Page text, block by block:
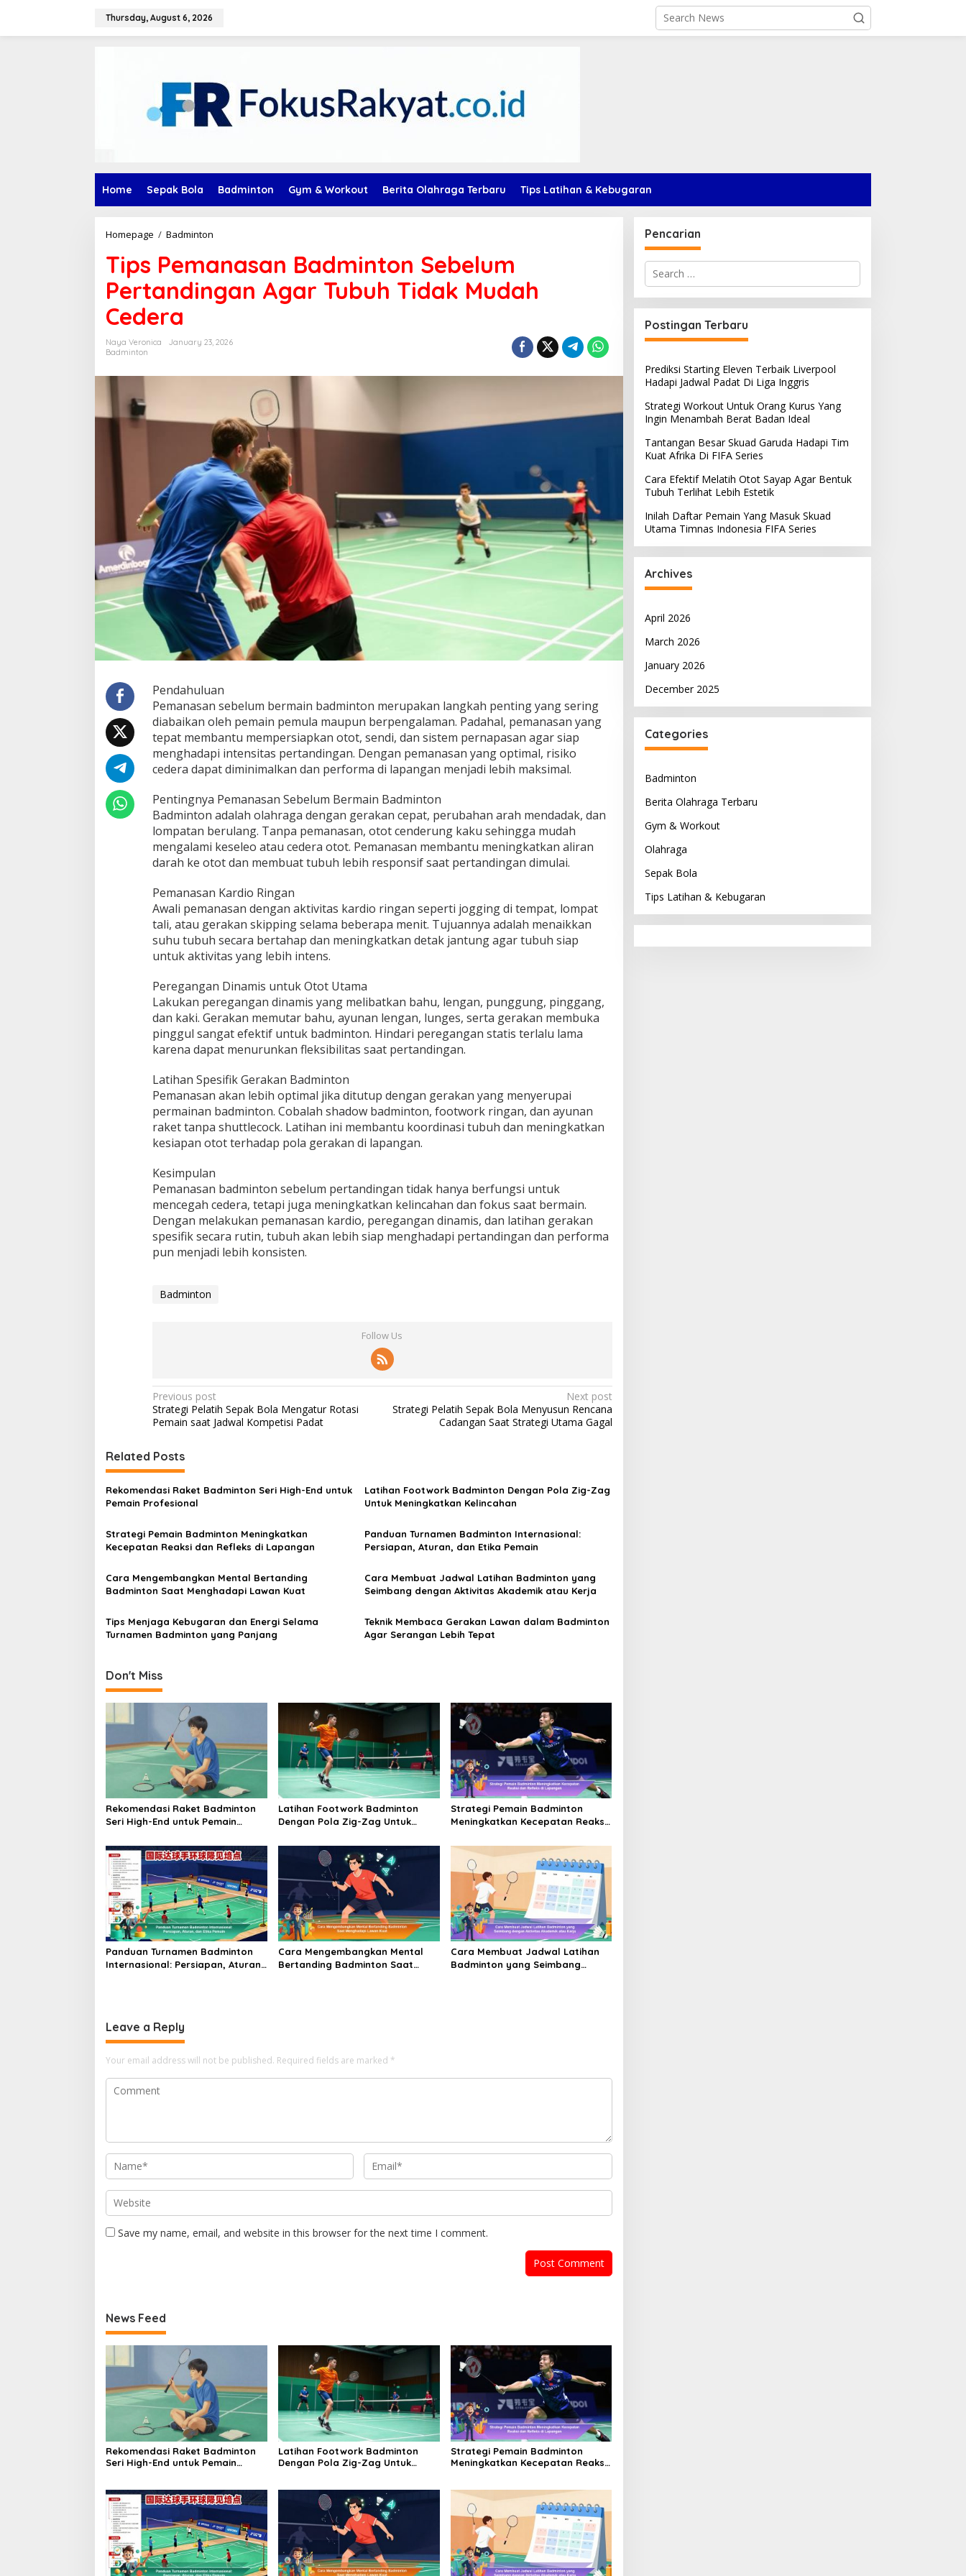
Thursday, August 6, 2026
Home Sepak Bola Badminton Gym & Workout Berita Olahraga Terbaru Tips Latihan & Kebugaran
Homepage / Badminton
Badminton
Sebelum
Pertandingan
Agar
Mudah
Cedera
Tips Pemanasan Badminton Sebelum
Pertandingan Agar Tubuh Tidak Mudah
Cedera
Naya Veronica
January 23, 2026
Badminton
Pendahuluan
Pemanasan sebelum bermain badminton merupakan langkah penting yang sering
diabaikan oleh pemain pemula maupun berpengalaman. Padahal, pemanasan yang
tepat membantu mempersiapkan otot, sendi, dan sistem pernapasan agar siap
menghadapi intensitas pertandingan. Dengan pemanasan yang optimal, risiko
cedera dapat diminimalkan dan performa di lapangan menjadi lebih maksimal.
Pentingnya Pemanasan Sebelum Bermain Badminton
Badminton adalah olahraga dengan gerakan cepat, perubahan arah mendadak, dan
lompatan berulang. Tanpa pemanasan, otot cenderung kaku sehingga mudah
mengalami keseleo atau cedera otot. Pemanasan membantu meningkatkan aliran
darah ke otot dan membuat tubuh lebih responsif saat pertandingan dimulai.
Pemanasan Kardio Ringan
Awali pemanasan dengan aktivitas kardio ringan seperti jogging di tempat, lompat
tali, atau gerakan skipping selama beberapa menit. Tujuannya adalah menaikkan
suhu tubuh secara bertahap dan meningkatkan detak jantung agar tubuh siap
untuk aktivitas yang lebih intens.
Peregangan Dinamis untuk Otot Utama
Lakukan peregangan dinamis yang melibatkan bahu, lengan, punggung, pinggang,
dan kaki. Gerakan memutar bahu, ayunan lengan, lunges, serta gerakan membuka
pinggul sangat efektif untuk badminton. Hindari peregangan statis terlalu lama
karena dapat menurunkan fleksibilitas saat pertandingan.
Latihan Spesifik Gerakan Badminton
Pemanasan akan lebih optimal jika ditutup dengan gerakan yang menyerupai
permainan badminton. Cobalah shadow badminton, footwork ringan, dan ayunan
raket tanpa shuttlecock. Latihan ini membantu koordinasi tubuh dan meningkatkan
kesiapan otot terhadap pola gerakan di lapangan.
Kesimpulan
Pemanasan badminton sebelum pertandingan tidak hanya berfungsi untuk
mencegah cedera, tetapi juga meningkatkan kelincahan dan fokus saat bermain.
Dengan melakukan pemanasan kardio, peregangan dinamis, dan latihan gerakan
spesifik secara rutin, tubuh akan lebih siap menghadapi pertandingan dan performa
pun menjadi lebih konsisten.
Badminton
Follow Us
Post
navigation
Previous post
Strategi Pelatih Sepak Bola Mengatur Rotasi
Pemain saat Jadwal Kompetisi Padat
Next post
Strategi Pelatih Sepak Bola Menyusun Rencana
Cadangan Saat Strategi Utama Gagal
Related Posts
Rekomendasi Raket Badminton Seri High-End untuk
Pemain Profesional
Latihan Footwork Badminton Dengan Pola Zig-Zag
Untuk Meningkatkan Kelincahan
Strategi Pemain Badminton Meningkatkan
Kecepatan Reaksi dan Refleks di Lapangan
Panduan Turnamen Badminton Internasional:
Persiapan, Aturan, dan Etika Pemain
Cara Mengembangkan Mental Bertanding
Badminton Saat Menghadapi Lawan Kuat
Cara Membuat Jadwal Latihan Badminton yang
Seimbang dengan Aktivitas Akademik atau Kerja
Tips Menjaga Kebugaran dan Energi Selama
Turnamen Badminton yang Panjang
Teknik Membaca Gerakan Lawan dalam Badminton
Agar Serangan Lebih Tepat
Don't Miss
Rekomendasi Raket Badminton
Seri High-End untuk Pemain
Latihan Footwork Badminton
Dengan Pola Zig-Zag Untuk
Strategi Pemain Badminton
Meningkatkan Kecepatan Reaksi
Panduan Turnamen Badminton
Internasional: Persiapan, Aturan,
Cara Mengembangkan Mental
Bertanding Badminton Saat
Cara Membuat Jadwal Latihan
Badminton yang Seimbang
Leave a Reply
Your email address will not be published. Required fields are marked *
Save my name, email, and website in this browser for the next time I comment.
News Feed
Rekomendasi Raket Badminton
Seri High-End untuk Pemain
Latihan Footwork Badminton
Dengan Pola Zig-Zag Untuk
Strategi Pemain Badminton
Meningkatkan Kecepatan Reaksi
Pencarian
Search
for:
Postingan Terbaru
Prediksi Starting Eleven Terbaik Liverpool
Hadapi Jadwal Padat Di Liga Inggris
Strategi Workout Untuk Orang Kurus Yang
Ingin Menambah Berat Badan Ideal
Tantangan Besar Skuad Garuda Hadapi Tim
Kuat Afrika Di FIFA Series
Cara Efektif Melatih Otot Sayap Agar Bentuk
Tubuh Terlihat Lebih Estetik
Inilah Daftar Pemain Yang Masuk Skuad
Utama Timnas Indonesia FIFA Series
Archives
April 2026
March 2026
January 2026
December 2025
Categories
Badminton
Berita Olahraga Terbaru
Gym & Workout
Olahraga
Sepak Bola
Tips Latihan & Kebugaran